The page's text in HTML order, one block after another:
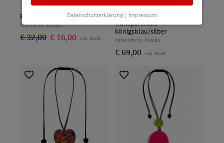
Ring, türkis
Selene by Zsiska
€ 32,00 € 16,00 inkl. MwSt.
Kette, längenverstellbar,
transparentes
königsblau/silber
Orbeadz by Zsiska
€ 69,00 inkl. MwSt.
Datenschutzerklärung | Impressum